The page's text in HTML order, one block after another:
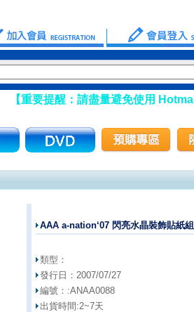
【重要提醒：請盡量避免使用 Hotmail
AAA a-nation‘07 閃亮水晶裝飾貼紙組
類型：
發行日： 2007/07/27
編號：:ANAA0088
出貨時間:2~7天